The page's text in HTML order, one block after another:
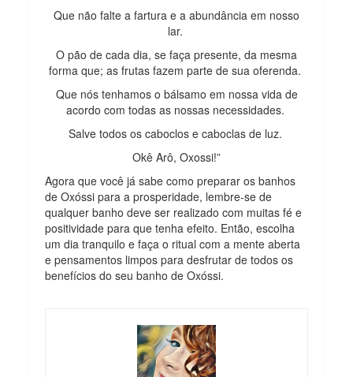
Que não falte a fartura e a abundância em nosso
lar.
O pão de cada dia, se faça presente, da mesma
forma que; as frutas fazem parte de sua oferenda.
Que nós tenhamos o bálsamo em nossa vida de
acordo com todas as nossas necessidades.
Salve todos os caboclos e caboclas de luz.
Okê Arô, Oxossi!”
Agora que você já sabe como preparar os banhos
de Oxóssi para a prosperidade, lembre-se de
qualquer banho deve ser realizado com muitas fé e
positividade para que tenha efeito. Então, escolha
um dia tranquilo e faça o ritual com a mente aberta
e pensamentos limpos para desfrutar de todos os
benefícios do seu banho de Oxóssi.